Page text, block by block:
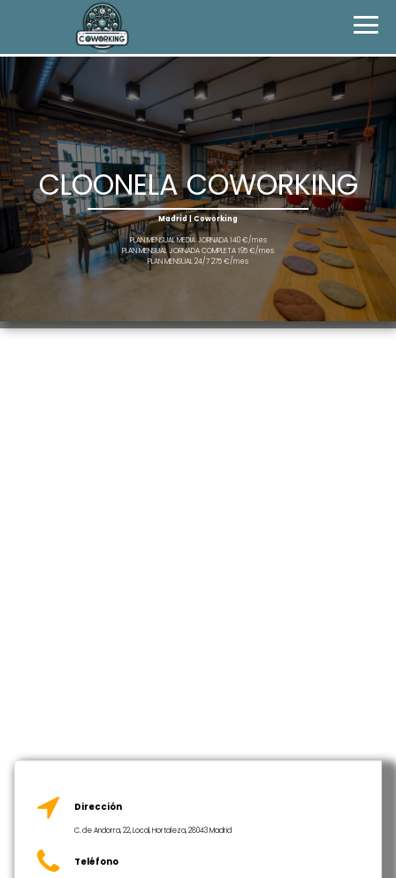
CLOONELA COWORKING
Madrid | Coworking
PLAN MENSUAL MEDIA JORNADA 140 €/mes
PLAN MENSUAL JORNADA COMPLETA 195 €/mes
PLAN MENSUAL 24/7 275 €/mes
Dirección
C. de Andorra, 22, Local, Hortaleza, 28043 Madrid
Teléfono